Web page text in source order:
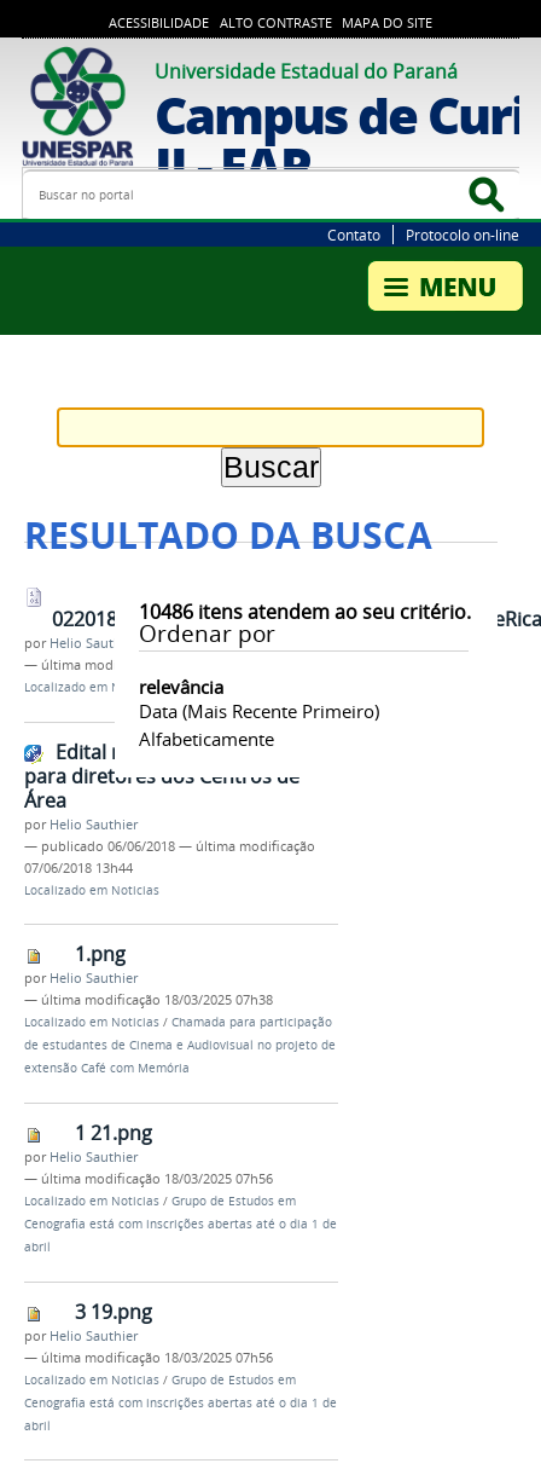
ACESSIBILIDADE ALTO CONTRASTE MAPA DO SITE
Universidade Estadual do Paraná
Campus de
II - FAP
Busca
Contato Protocolo on-line
RESULTADO DA BUSCA
10486itens atendem ao seu critério.
Ordenar por
relevância
Data (mais Recente Primeiro)
Alfabeticamente
por Helio Sauthier
— última modificação
Localizado em Noticias
Edital referente às eleições
para diretores dos Centros de
Área
por Helio Sauthier
— publicado 06/06/2018 — última modificação
07/06/2018 13h44
Localizado em Noticias
1.png
por Helio Sauthier
— última modificação 18/03/2025 07h38
Localizado em Noticias / Chamada para participação
de estudantes de Cinema e Audiovisual no projeto de
extensão Café com Memória
1 21.png
por Helio Sauthier
— última modificação 18/03/2025 07h56
Localizado em Noticias / Grupo de Estudos em
Cenografia está com inscrições abertas até o dia 1 de
abril
3 19.png
por Helio Sauthier
— última modificação 18/03/2025 07h56
Localizado em Noticias / Grupo de Estudos em
Cenografia está com inscrições abertas até o dia 1 de
abril